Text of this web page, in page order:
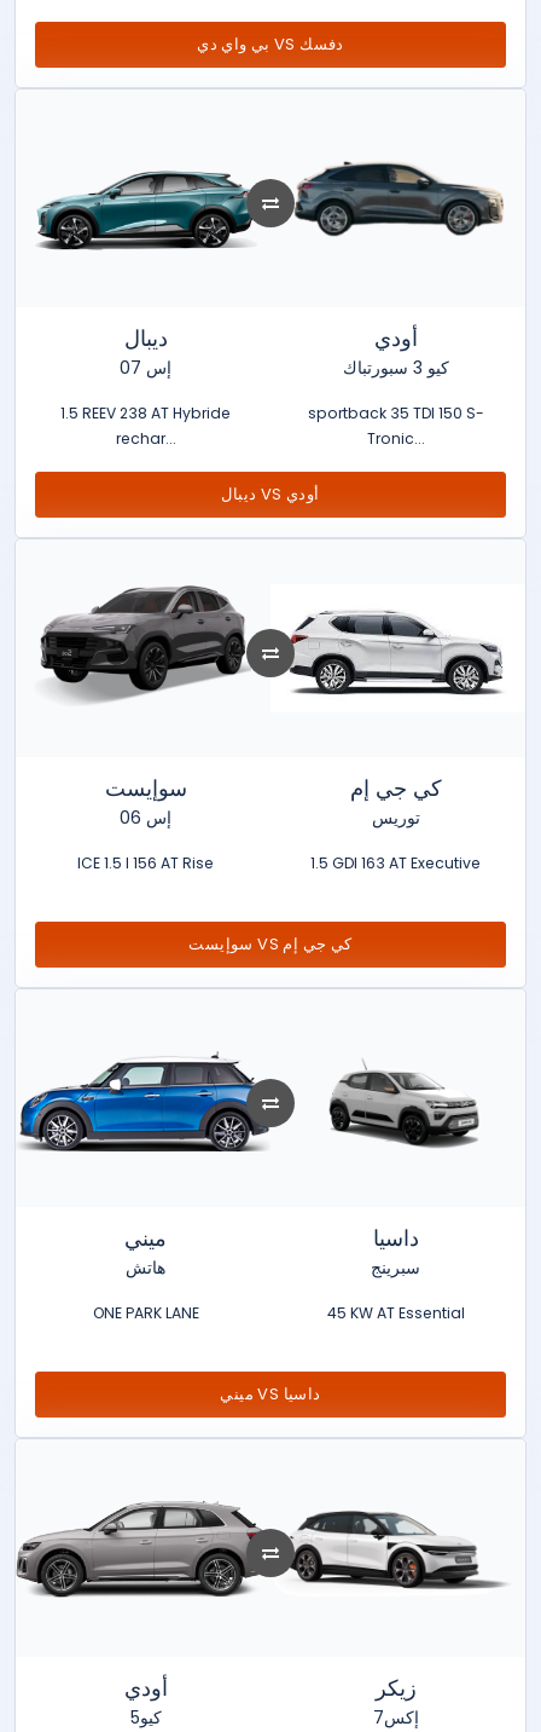
بي واي دي VS دفسك
ديبال
إس 07
1.5 REEV 238 AT Hybride
rechar...
أودي
كيو 3 سبورتباك
sportback 35 TDI 150 S-
Tronic...
ديبال VS أودي
سوإيست
إس 06
ICE 1.5 l 156 AT Rise
كي جي إم
توريس
1.5 GDI 163 AT Executive
سوإيست VS كي جي إم
ميني
هاتش
ONE PARK LANE
داسيا
سبرينج
45 KW AT Essential
ميني VS داسيا
أودي
كيو5
زيكر
7إكس